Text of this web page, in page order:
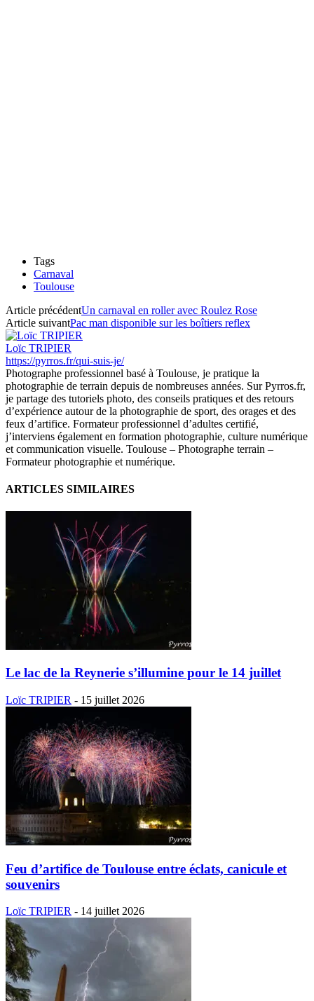
Tags
Carnaval
Toulouse
Article précédentUn carnaval en roller avec Roulez Rose
Article suivantPac man disponible sur les boîtiers reflex
Loïc TRIPIER
https://pyrros.fr/qui-suis-je/
Photographe professionnel basé à Toulouse, je pratique la
photographie de terrain depuis de nombreuses années. Sur Pyrros.fr,
je partage des tutoriels photo, des conseils pratiques et des retours
d’expérience autour de la photographie de sport, des orages et des
feux d’artifice. Formateur professionnel d’adultes certifié,
j’interviens également en formation photographie, culture numérique
et communication visuelle. Toulouse – Photographe terrain –
Formateur photographie et numérique.
ARTICLES SIMILAIRES
Le lac de la Reynerie s’illumine pour le 14 juillet
Loïc TRIPIER - 15 juillet 2026
Feu d’artifice de Toulouse entre éclats, canicule et
souvenirs
Loïc TRIPIER - 14 juillet 2026